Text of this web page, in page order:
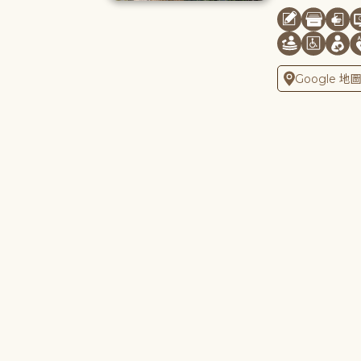
Google 地